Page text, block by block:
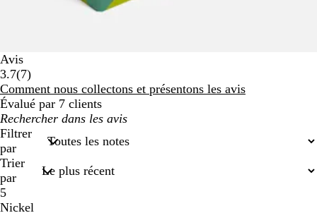
Avis
3.7(77
avis
)
Comment nous collectons et présentons les avis
Évalué par 7 clients
Mes
recherches
saisies
Filtrer
par
Trier
par
5
Nickel